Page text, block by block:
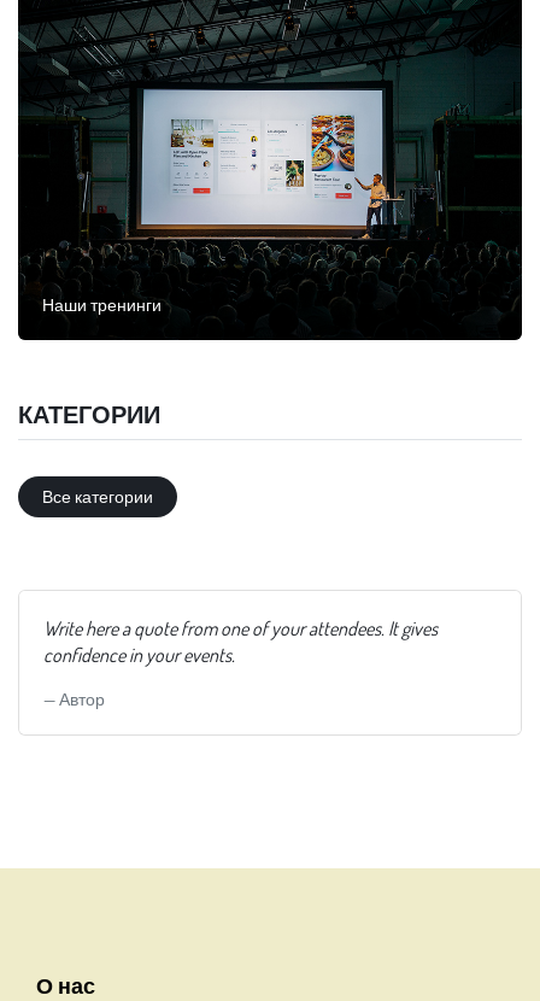
Наши тренинги
КАТЕГОРИИ
Все категории
Write here a quote from one of your attendees. It gives
confidence in your events.
Автор
О нас